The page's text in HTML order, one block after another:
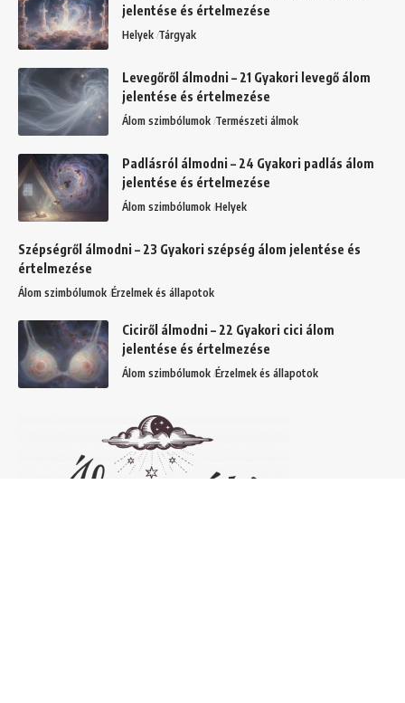
jelentése és értelmezése
Helyek Tárgyak
Levegőről álmodni – 21 Gyakori levegő álom
jelentése és értelmezése
Álom szimbólumok Természeti álmok
Padlásról álmodni – 24 Gyakori padlás álom
jelentése és értelmezése
Álom szimbólumok Helyek
Szépségről álmodni – 23 Gyakori szépség álom jelentése és
értelmezése
Álom szimbólumok Érzelmek és állapotok
Ciciről álmodni – 22 Gyakori cici álom
jelentése és értelmezése
Álom szimbólumok Érzelmek és állapotok